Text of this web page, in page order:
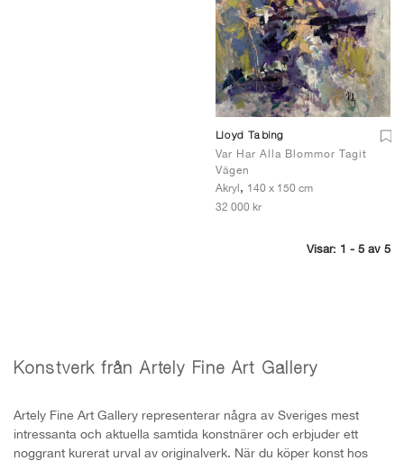
Lloyd Tabing
Var Har Alla Blommor Tagit
Vägen
Akryl, 140 x 150 cm
32 000 kr
Visar: 1 - 5 av 5
Konstverk från Artely Fine Art Gallery
Artely Fine Art Gallery representerar några av Sveriges mest
intressanta och aktuella samtida konstnärer och erbjuder ett
noggrant kurerat urval av originalverk. När du köper konst hos